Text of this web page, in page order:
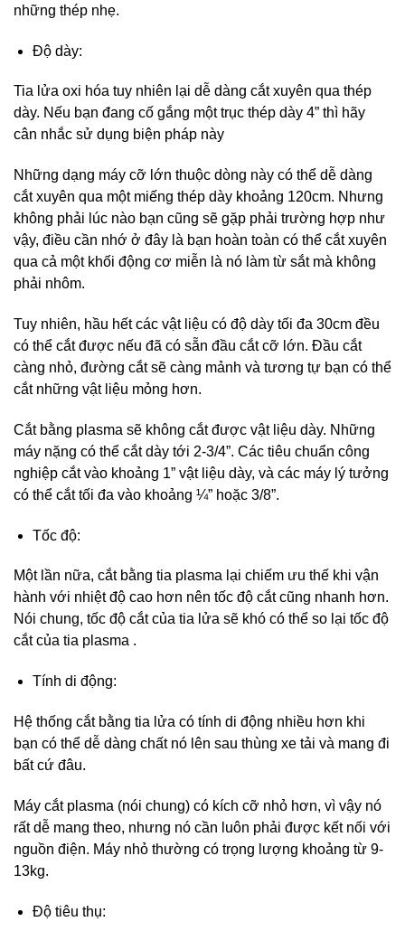
những thép nhẹ.
Độ dày:
Tia lửa oxi hóa tuy nhiên lại dễ dàng cắt xuyên qua thép
dày. Nếu bạn đang cố gắng một trục thép dày 4” thì hãy
cân nhắc sử dụng biện pháp này
Những dạng máy cỡ lớn thuộc dòng này có thể dễ dàng
cắt xuyên qua một miếng thép dày khoảng 120cm. Nhưng
không phải lúc nào bạn cũng sẽ gặp phải trường hợp như
vậy, điều cần nhớ ở đây là bạn hoàn toàn có thể cắt xuyên
qua cả một khối động cơ miễn là nó làm từ sắt mà không
phải nhôm.
Tuy nhiên, hầu hết các vật liệu có độ dày tối đa 30cm đều
có thể cắt được nếu đã có sẵn đầu cắt cỡ lớn. Đầu cắt
càng nhỏ, đường cắt sẽ càng mảnh và tương tự bạn có thể
cắt những vật liệu mỏng hơn.
Cắt bằng plasma sẽ không cắt được vật liệu dày. Những
máy nặng có thể cắt dày tới 2-3/4”. Các tiêu chuẩn công
nghiệp cắt vào khoảng 1” vật liệu dày, và các máy lý tưởng
có thể cắt tối đa vào khoảng ¼” hoặc 3/8”.
Tốc độ:
Một lần nữa, cắt bằng tia plasma lại chiếm ưu thế khi vận
hành với nhiệt độ cao hơn nên tốc độ cắt cũng nhanh hơn.
Nói chung, tốc độ cắt của tia lửa sẽ khó có thể so lại tốc độ
cắt của tia plasma .
Tính di động:
Hệ thống cắt bằng tia lửa có tính di động nhiều hơn khi
bạn có thể dễ dàng chất nó lên sau thùng xe tải và mang đi
bất cứ đâu.
Máy cắt plasma (nói chung) có kích cỡ nhỏ hơn, vì vậy nó
rất dễ mang theo, nhưng nó cần luôn phải được kết nối với
nguồn điện. Máy nhỏ thường có trọng lượng khoảng từ 9-
13kg.
Độ tiêu thụ: